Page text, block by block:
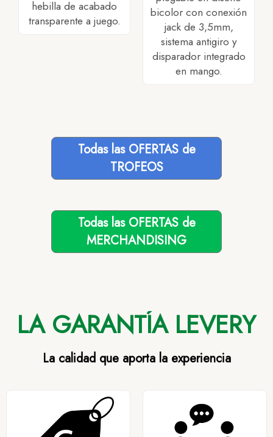
hebilla de acabado
transparente a juego.
bicolor con conexión
jack de 3,5mm,
sistema antigiro y
disparador integrado
en mango.
Todas las OFERTAS de
TROFEOS
Todas las OFERTAS de
MERCHANDISING
LA GARANTÍA LEVERY
La calidad que aporta la experiencia